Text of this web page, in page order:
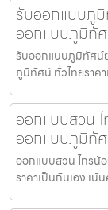
รับออกแบบภู
ออกแบบภูมิทั
รับออกแบบภูมิทัศน์
ภูมิทัศน์ ทั่วไทยราค
ออกแบบสวน
ออกแบบภูมิทั
ออกแบบสวน ไทร
ราคาเป็นกันเอง เ